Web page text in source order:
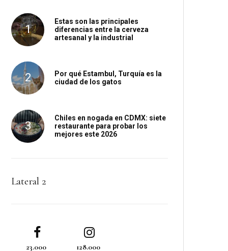
Estas son las principales
diferencias entre la cerveza
artesanal y la industrial
Por qué Estambul, Turquía es la
ciudad de los gatos
Chiles en nogada en CDMX: siete
restaurante para probar los
mejores este 2026
Lateral 2
23.000 128.000